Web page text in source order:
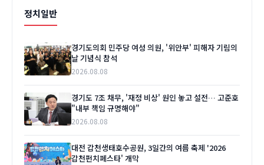
정치일반
경기도의회 민주당 여성 의원, '위안부' 피해자 기림의
날 기념식 참석
2026.08.08
경기도 7조 채무, '재정 비상' 원인 놓고 설전… 고준호
"내부 책임 규명해야"
2026.08.08
대전 갑천생태호수공원, 3일간의 여름 축제 '2026
갑천펀치페스타' 개막